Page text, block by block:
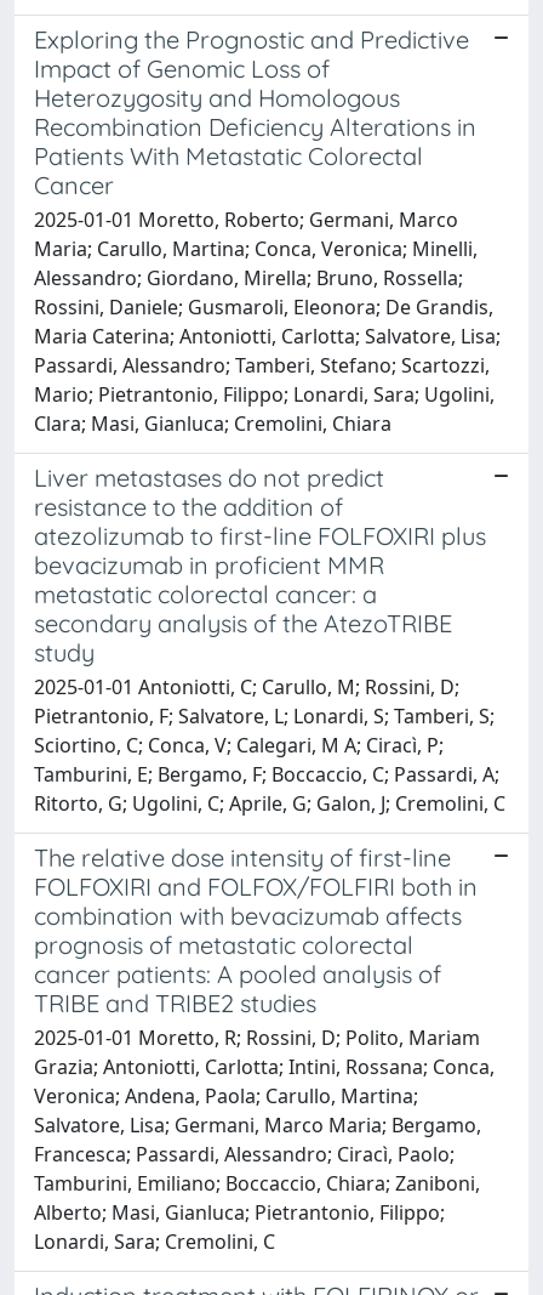
Exploring the Prognostic and Predictive
Impact of Genomic Loss of
Heterozygosity and Homologous
Recombination Deficiency Alterations in
Patients With Metastatic Colorectal
Cancer
2025-01-01 Moretto, Roberto; Germani, Marco
Maria; Carullo, Martina; Conca, Veronica; Minelli,
Alessandro; Giordano, Mirella; Bruno, Rossella;
Rossini, Daniele; Gusmaroli, Eleonora; De Grandis,
Maria Caterina; Antoniotti, Carlotta; Salvatore, Lisa;
Passardi, Alessandro; Tamberi, Stefano; Scartozzi,
Mario; Pietrantonio, Filippo; Lonardi, Sara; Ugolini,
Clara; Masi, Gianluca; Cremolini, Chiara
Liver metastases do not predict
resistance to the addition of
atezolizumab to first-line FOLFOXIRI plus
bevacizumab in proficient MMR
metastatic colorectal cancer: a
secondary analysis of the AtezoTRIBE
study
2025-01-01 Antoniotti, C; Carullo, M; Rossini, D;
Pietrantonio, F; Salvatore, L; Lonardi, S; Tamberi, S;
Sciortino, C; Conca, V; Calegari, M A; Ciracì, P;
Tamburini, E; Bergamo, F; Boccaccio, C; Passardi, A;
Ritorto, G; Ugolini, C; Aprile, G; Galon, J; Cremolini, C
The relative dose intensity of first-line
FOLFOXIRI and FOLFOX/FOLFIRI both in
combination with bevacizumab affects
prognosis of metastatic colorectal
cancer patients: A pooled analysis of
TRIBE and TRIBE2 studies
2025-01-01 Moretto, R; Rossini, D; Polito, Mariam
Grazia; Antoniotti, Carlotta; Intini, Rossana; Conca,
Veronica; Andena, Paola; Carullo, Martina;
Salvatore, Lisa; Germani, Marco Maria; Bergamo,
Francesca; Passardi, Alessandro; Ciracì, Paolo;
Tamburini, Emiliano; Boccaccio, Chiara; Zaniboni,
Alberto; Masi, Gianluca; Pietrantonio, Filippo;
Lonardi, Sara; Cremolini, C